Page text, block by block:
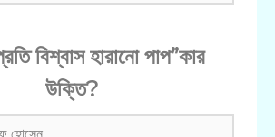
বিশ্বাস হারানো পাপ”কার
উক্তি?